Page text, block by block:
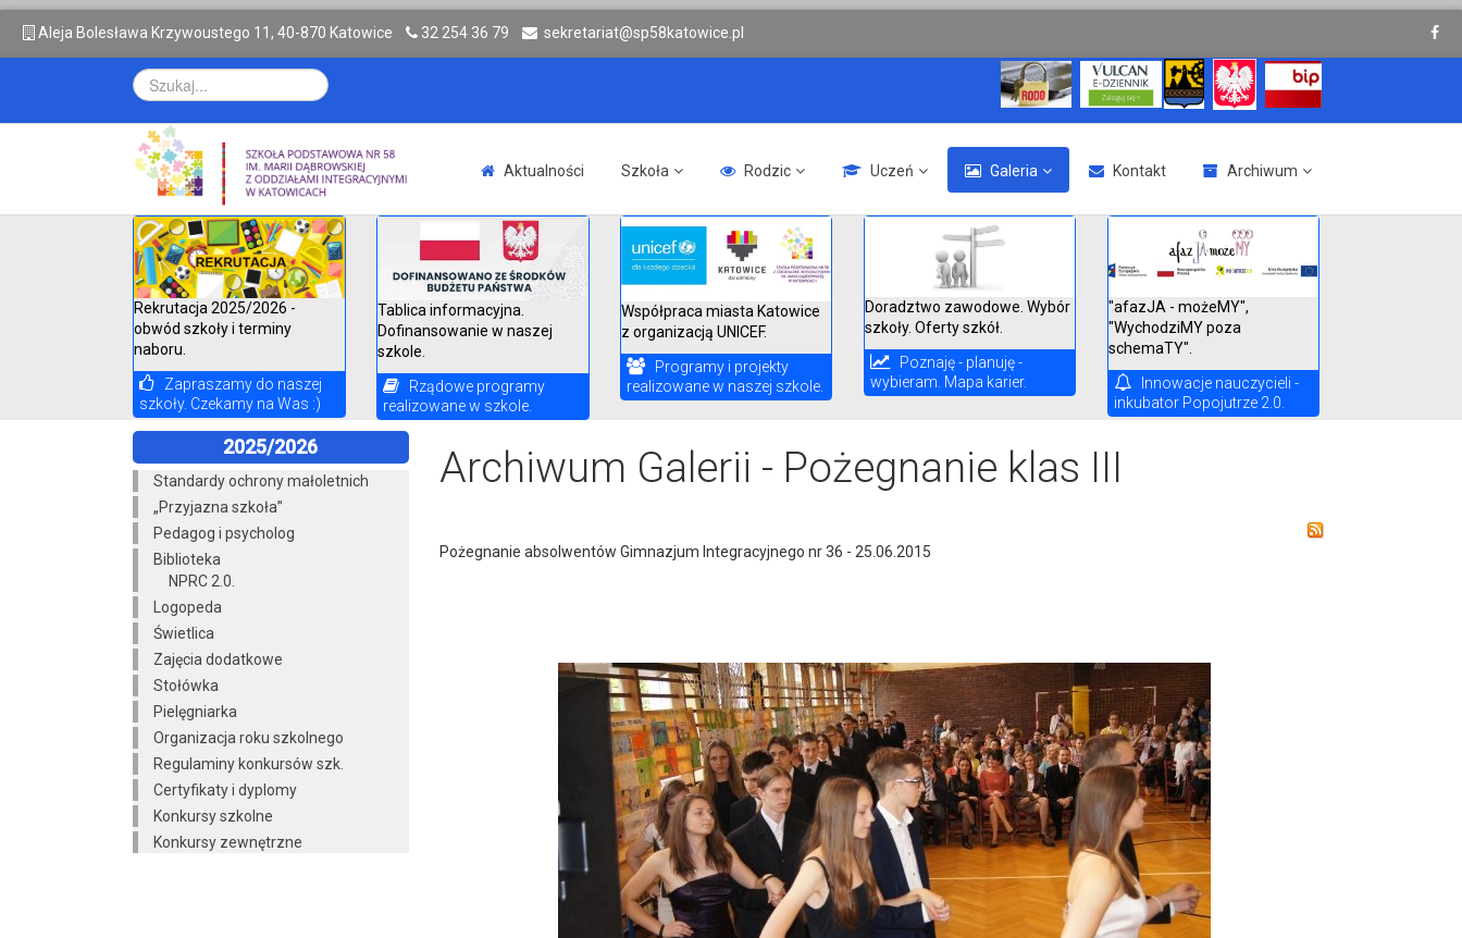
A leja Bolesława Krzywoustego 11, 40-870 Katowice 32 254 36 79 sekretariat@sp58katowice.pl
Aktualności Szkoła Rodzic Uczeń Galeria Kontakt Archiwum
Rekrutacja 2025/2026 -
obwód szkoły i terminy
naboru.
Zapraszamy do naszej
szkoły. Czekamy na Was :)
Tablica informacyjna.
Dofinansowanie w naszej
szkole.
Rządowe programy
realizowane w szkole.
Współpraca miasta Katowice
z organizacją UNICEF.
Programy i projekty
realizowane w naszej szkole.
Doradztwo zawodowe. Wybór
szkoły. Oferty szkół.
Poznaję - planuję -
wybieram. Mapa karier.
"afazJA - możeMY",
"WychodziMY poza
schemaTY".
Innowacje nauczycieli -
inkubator Popojutrze 2.0.
2025/2026
Standardy ochrony małoletnich
„Przyjazna szkoła”
Pedagog i psycholog
Biblioteka
NPRC 2.0.
Logopeda
Świetlica
Zajęcia dodatkowe
Stołówka
Pielęgniarka
Organizacja roku szkolnego
Regulaminy konkursów szk.
Certyfikaty i dyplomy
Konkursy szkolne
Konkursy zewnętrzne
Archiwum Galerii - Pożegnanie klas III
Pożegnanie absolwentów Gimnazjum Integracyjnego nr 36 - 25.06.2015